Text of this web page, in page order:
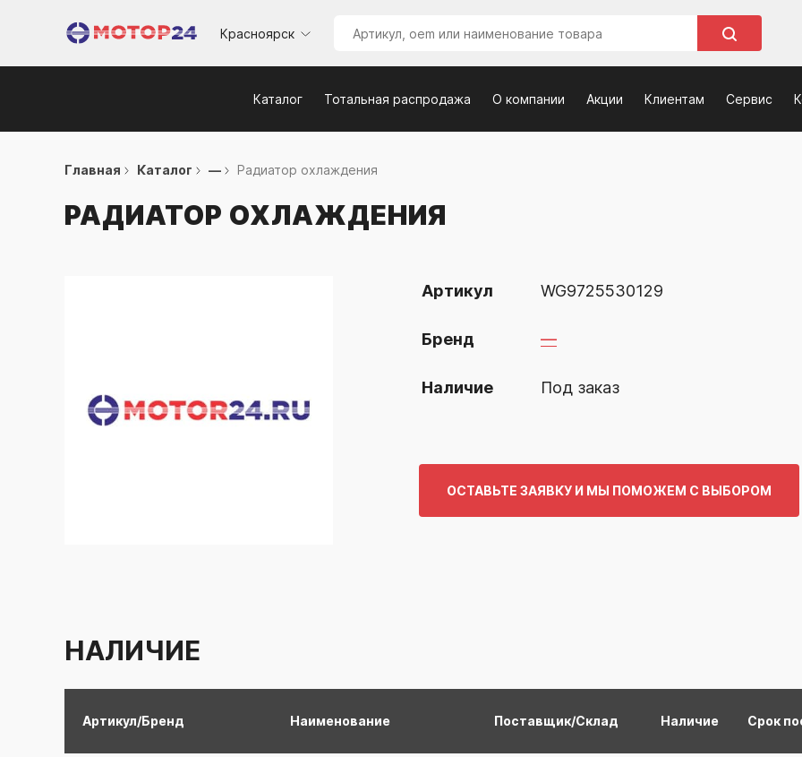
Красноярск
Каталог Тотальная распродажа О компании Акции Клиентам Сервис
Главная Каталог — Радиатор охлаждения
РАДИАТОР ОХЛАЖДЕНИЯ
Артикул WG9725530129
Бренд —
Наличие Под заказ
ОСТАВЬТЕ ЗАЯВКУ И МЫ ПОМОЖЕМ С ВЫБОРОМ
НАЛИЧИЕ
Артикул/Бренд Наименование Поставщик/Склад Наличие Срок